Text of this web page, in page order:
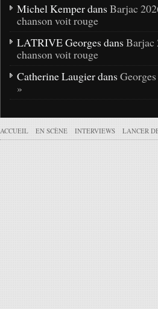
Michel Kemper dans Barjac
chanson voit rouge
LATRIVE Georges dans Barjac
chanson voit rouge
Catherine Laugier dans
»
ACCUEIL EN SCÈNE INTERVIEWS LANCER